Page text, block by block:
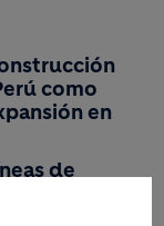
como
en
de